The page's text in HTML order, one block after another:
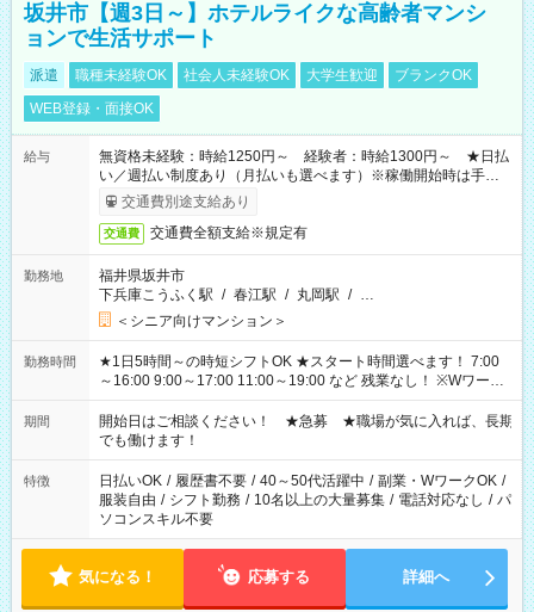
坂井市【週3日～】ホテルライクな高齢者マンシ
ョンで生活サポート
派遣 職種未経験OK 社会人未経験OK 大学生歓迎
ブランクOK
WEB登録・面接OK
給与
無資格未経験：時給1250円～ 経験者：時給1300円～ ★日払
い／週払い制度あり（月払いも選べます）※稼働開始時は手続き
完了次第のお支払いとなります。
交通費別途支給あり
交通費 交通費全額支給※規定有
勤務地
福井県坂井市
下兵庫こうふく駅 / 春江駅 / 丸岡駅 / …
＜シニア向けマンション＞
勤務時間
★1日5時間～の時短シフトOK ★スタート時間選べます！ 7:00
～16:00 9:00～17:00 11:00～19:00 など 残業なし！ ※Wワーク
の場合、他のお仕事と合わせ週40時間超の就業はご案内できま
せん ※法令に基づき、週20時間以上勤務は社会保険への加入対
象となります ※労働者派遣法（日雇い派遣の原則禁止）によ
り、短時間・短期間の就業はご案内が難しい場合があります
期間
開始日はご相談ください！ ★急募 ★職場が気に入れば、長期
でも働けます！
特徴 日払いOK / 履歴書不要 / 40～50代活躍中 / 副業・WワークOK /
服装自由 / シフト勤務 / 10名以上の大量募集 / 電話対応なし / パ
ソコンスキル不要
気になる！ 応募する 詳細へ